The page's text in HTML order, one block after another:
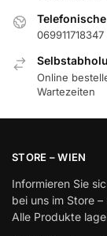
069911718347
Online
Wartezeiten
STORE – WIEN
Informieren Sie
bei uns im Store
Alle Produkte